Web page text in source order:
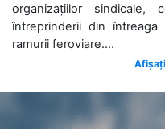
organizațiilor sindicale,
întreprinderii din
ramurii feroviare....